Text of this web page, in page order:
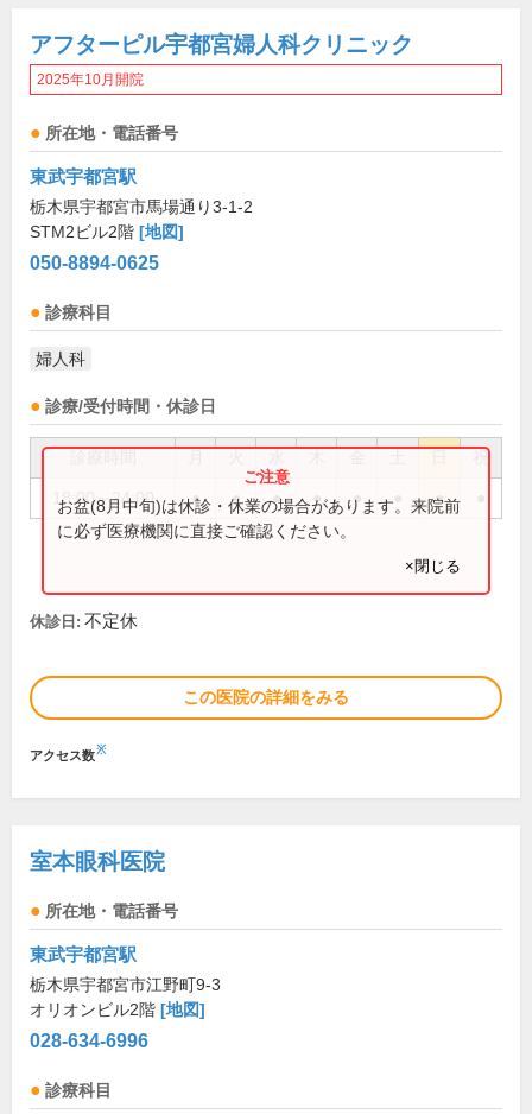
アフターピル宇都宮婦人科クリニック
2025年10月開院
所在地・電話番号
東武宇都宮駅
栃木県宇都宮市馬場通り3-1-2
STM2ビル2階 [地図]
050-8894-0625
診療科目
婦人科
診療/受付時間・休診日
祝
18:00～24:00 ● ● ● ● ● ●
お盆(8月中旬)は休診・休業の場合があります。来院前
に必ず医療機関に直接ご確認ください。
×閉じる
休診日: 不定休
この医院の詳細をみる
アクセス数※
室本眼科医院
所在地・電話番号
東武宇都宮駅
栃木県宇都宮市江野町9-3
オリオンビル2階 [地図]
028-634-6996
診療科目